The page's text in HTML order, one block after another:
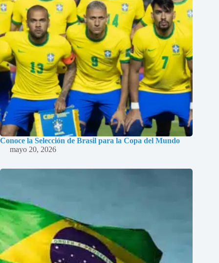
Conoce la Selección de Brasil para la Copa del Mundo
mayo 20, 2026